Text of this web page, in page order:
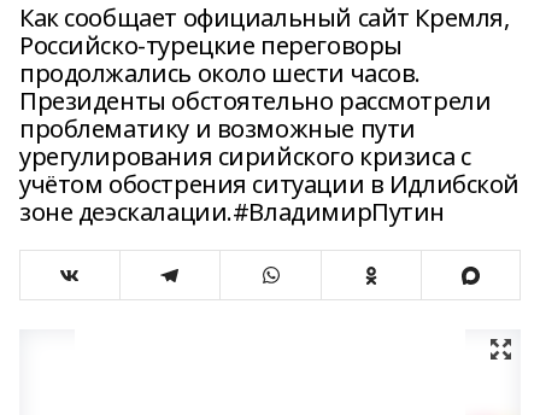
Как сообщает официальный сайт Кремля,
Российско-турецкие переговоры
продолжались около шести часов.
Президенты обстоятельно рассмотрели
проблематику и возможные пути
урегулирования сирийского кризиса с
учётом обострения ситуации в Идлибской
зоне деэскалации.#ВладимирПутин